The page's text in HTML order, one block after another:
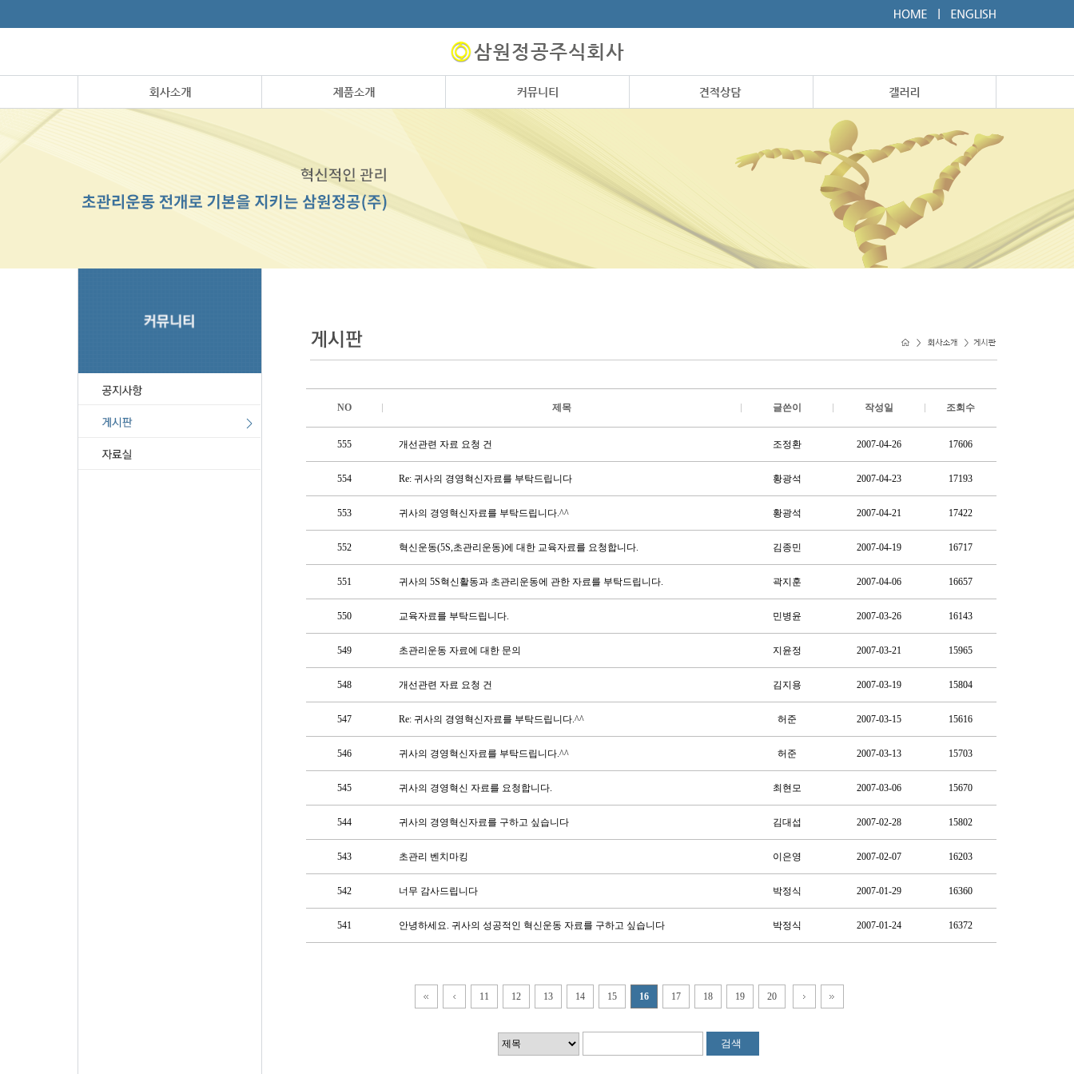
NO 제목 글쓴이 작성일 조회수
555 개선관련 자료 요청 건 조정환 2007-04-26 17606
554 Re: 귀사의 경영혁신자료를 부탁드립니다 황광석 2007-04-23 17193
553 귀사의 경영혁신자료를 부탁드립니다.^^ 황광석 2007-04-21 17422
552 혁신운동(5S,초관리운동)에 대한 교육자료를 요청합니다. 김종민 2007-04-19 16717
551 귀사의 5S혁신활동과 초관리운동에 관한 자료를 부탁드립니다. 곽지훈 2007-04-06 16657
550 교육자료를 부탁드립니다. 민병윤 2007-03-26 16143
549 초관리운동 자료에 대한 문의 지윤정 2007-03-21 15965
548 개선관련 자료 요청 건 김지용 2007-03-19 15804
547 Re: 귀사의 경영혁신자료를 부탁드립니다.^^ 허준 2007-03-15 15616
546 귀사의 경영혁신자료를 부탁드립니다.^^ 허준 2007-03-13 15703
545 귀사의 경영혁신 자료를 요청합니다. 최현모 2007-03-06 15670
544 귀사의 경영혁신자료를 구하고 싶습니다 김대섭 2007-02-28 15802
543 초관리 벤치마킹 이은영 2007-02-07 16203
542 너무 감사드립니다 박정식 2007-01-29 16360
541 안녕하세요. 귀사의 성공적인 혁신운동 자료를 구하고 싶습니다 박정식 2007-01-24 16372
11 12 13 14 15 16 17 18 19 20